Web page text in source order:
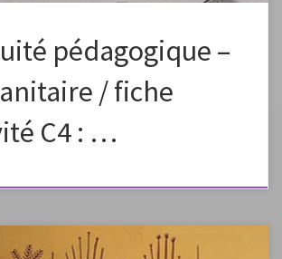
pédagogique –
/ fiche
C4 : …